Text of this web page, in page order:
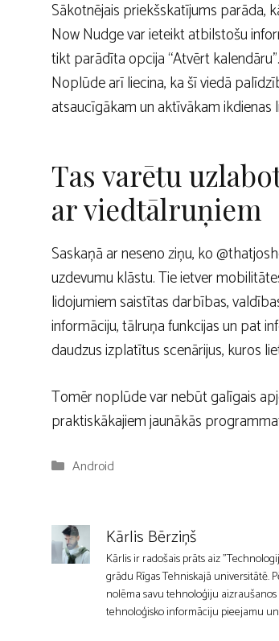
Sākotnējais priekšskatījums parāda,
Now Nudge var ieteikt atbilstošu
tikt parādīta opcija “Atvērt
Noplūde arī liecina, ka šī viedā
atsaucīgākam un aktīvākam ikdienas
Tas varētu
ar viedtālruņiem
Saskaņā ar neseno ziņu, ko
uzdevumu klāstu. Tie ietver
lidojumiem saistītas darbības,
informāciju, tālruņa funkcijas un pat
daudzus izplatītus scenārijus, kuros
Tomēr noplūde var nebūt galīgais
praktiskākajiem jaunākās
Kategorijas
Android
Kārlis Bērziņš
Kārlis ir radošais prāts aiz
grādu Rīgas Tehniskajā universitātē.
nolēma savu tehnoloģiju
tehnoloģisko informāciju pieejamu